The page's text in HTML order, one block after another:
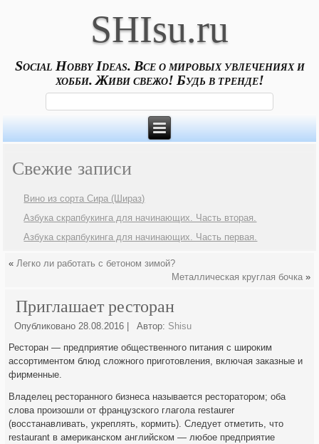
SHIsu.ru
Social Hobby Ideas. Все о мировых увлечениях и
хобби. Живи свежо! Будь в тренде!
Свежие записи
Вино из сорта Сира (Шираз)
Азбука скрапбукинга для начинающих. Часть вторая.
Азбука скрапбукинга для начинающих. Часть первая.
«Легко ли работать с бетоном зимой?
Металлическая круглая бочка»
Приглашает ресторан
Опубликовано 28.08.2016 Автор: Shisu
Ресторан — предприятие общественного питания с широким
ассортиментом блюд сложного приготовления, включая заказные и
фирменные.
Владелец ресторанного бизнеса называется ресторатором; оба
слова произошли от французского глагола restaurer
(восстанавливать, укреплять, кормить). Следует отметить, что
restaurant в американском английском — любое предприятие